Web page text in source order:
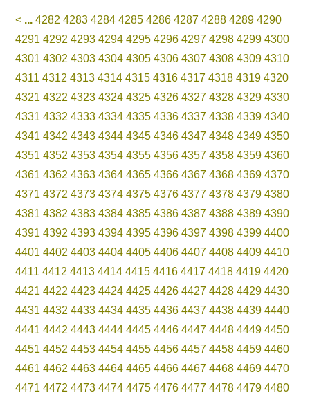
< ... 4282 4283 4284 4285 4286 4287 4288 4289 4290
4291 4292 4293 4294 4295 4296 4297 4298 4299 4300
4301 4302 4303 4304 4305 4306 4307 4308 4309 4310
4311 4312 4313 4314 4315 4316 4317 4318 4319 4320
4321 4322 4323 4324 4325 4326 4327 4328 4329 4330
4331 4332 4333 4334 4335 4336 4337 4338 4339 4340
4341 4342 4343 4344 4345 4346 4347 4348 4349 4350
4351 4352 4353 4354 4355 4356 4357 4358 4359 4360
4361 4362 4363 4364 4365 4366 4367 4368 4369 4370
4371 4372 4373 4374 4375 4376 4377 4378 4379 4380
4381 4382 4383 4384 4385 4386 4387 4388 4389 4390
4391 4392 4393 4394 4395 4396 4397 4398 4399 4400
4401 4402 4403 4404 4405 4406 4407 4408 4409 4410
4411 4412 4413 4414 4415 4416 4417 4418 4419 4420
4421 4422 4423 4424 4425 4426 4427 4428 4429 4430
4431 4432 4433 4434 4435 4436 4437 4438 4439 4440
4441 4442 4443 4444 4445 4446 4447 4448 4449 4450
4451 4452 4453 4454 4455 4456 4457 4458 4459 4460
4461 4462 4463 4464 4465 4466 4467 4468 4469 4470
4471 4472 4473 4474 4475 4476 4477 4478 4479 4480